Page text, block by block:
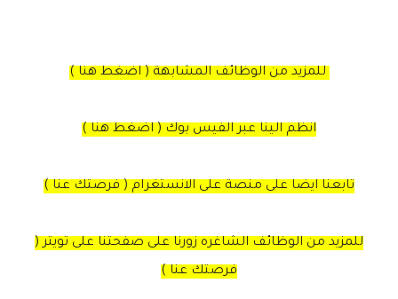
للمزيد من الوظائف المشابهة ( اضغط هنا )
انظم الينا عبر الفيس بوك ( اضغط هنا )
تابعنا ايضا على منصة على الانستغرام ( فرصتك عنا )
للمزيد من الوظائف الشاغره زورنا على صفحتنا على تويتر (
فرصتك عنا )